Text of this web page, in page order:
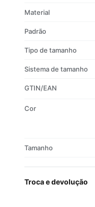
Material
Padrão
Tipo de tamanho
Sistema de tamanho
GTIN/EAN
Cor
Tamanho
Troca e devolução